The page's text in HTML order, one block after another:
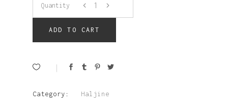
Naomi
quantity
Quantity
ADD TO CART
Category: Haljine